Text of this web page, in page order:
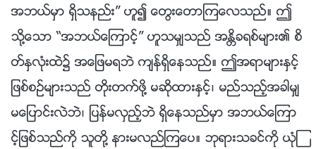
အဘယ္မွာ ရွိသနည္း” ဟူ၍ ေတြးေတာၾကေလသည္။ ဤ
သို႔ေသာ “အဘယ္ေၾကာင့္” ဟူသမွ်သည္ အႏၲိခရစ္မ်ား၏ စိ
တ္ႏွလုံးထဲ၌ အေျဖမရဘဲ က်န္ရွိေနသည္။ ဤအရာမ်ားႏွင့္
ျဖစ္စဥ္မ်ားသည္ တိုးတက္ဖို႔ မဆိုထားႏွင့္၊ မည္သည့္အခါမွ်
မေျပာင္းလဲဘဲ၊ ျပန္မလွည့္ဘဲ ရွိေနသည္မွာ အဘယ္ေၾကာ
င့္ျဖစ္သည္ကို သူတို႔ နားမလည္ၾကေပ။ ဘုရားသခင္ကို ယုံၾ